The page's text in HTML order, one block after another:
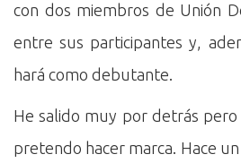
con dos miembros de Unión
entre sus participantes y,
hará como debutante.
He salido muy por detrás
pretendo hacer marca. Hace